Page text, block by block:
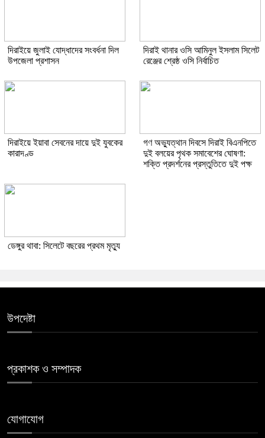
দিরাইয়ে জুলাই যোদ্ধাদের সংবর্ধনা দিল
উপজেলা প্রশাসন
দিরাই থানার ওসি আমিনুল ইসলাম সিলেট
রেঞ্জের শ্রেষ্ঠ ওসি নির্বাচিত
দিরাইয়ে ইয়াবা সেবনের দায়ে দুই যুবকের
কারাদণ্ড
গণ অভ্যুত্থান দিবসে দিরাই বিএনপিতে
দুই বলয়ের পৃথক সমাবেশের ঘোষণা:
শক্তি প্রদর্শনের প্রস্তুতিতে দুই পক্ষ
ডেঙ্গুর থাবা: সিলেটে বছরের প্রথম মৃত্যু
উপদেষ্টা
প্রকাশক ও সম্পাদক
যোগাযোগ